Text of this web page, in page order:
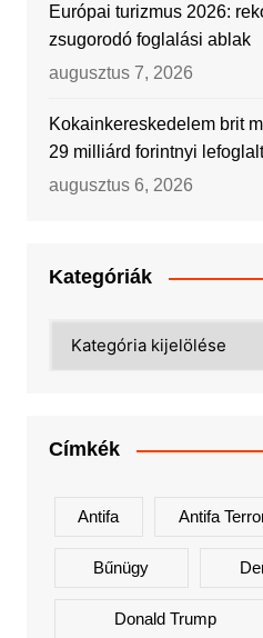
Európai turizmus 2026:
zsugorodó foglalási ablak
augusztus 7, 2026
Kokainkereskedelem brit
29 milliárd forintnyi
augusztus 6, 2026
Kategóriák
Címkék
Antifa Antifa
Bűnügy
Donald Trump